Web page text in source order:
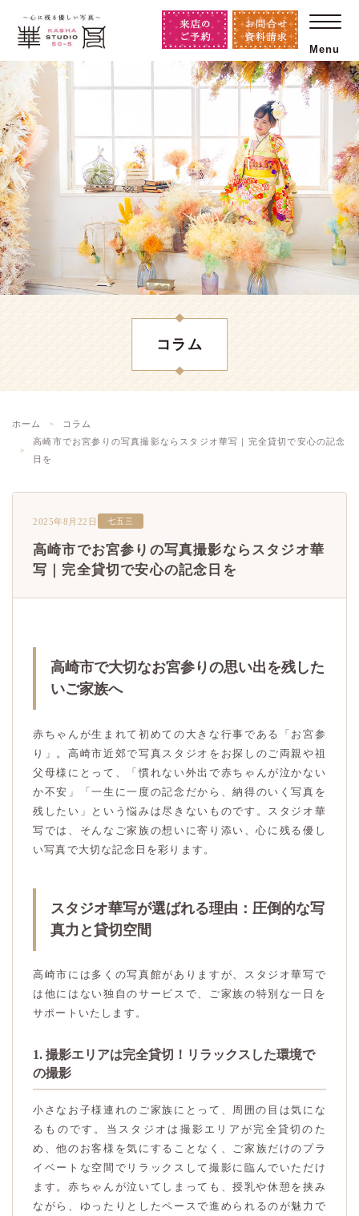
Menu
コラム
ホーム
コラム
高崎市でお宮参りの写真撮影ならスタジオ華写｜完全貸切で安心の記念
日を
2025年8月22日 七五三
高崎市でお宮参りの写真撮影ならスタジオ華
写｜完全貸切で安心の記念日を
高崎市で大切なお宮参りの思い出を残した
いご家族へ
赤ちゃんが生まれて初めての大きな行事である「お宮参
り」。高崎市近郊で写真スタジオをお探しのご両親や祖
父母様にとって、「慣れない外出で赤ちゃんが泣かない
か不安」「一生に一度の記念だから、納得のいく写真を
残したい」という悩みは尽きないものです。スタジオ華
写では、そんなご家族の想いに寄り添い、心に残る優し
い写真で大切な記念日を彩ります。
スタジオ華写が選ばれる理由：圧倒的な写
真力と貸切空間
高崎市には多くの写真館がありますが、スタジオ華写で
は他にはない独自のサービスで、ご家族の特別な一日を
サポートいたします。
1. 撮影エリアは完全貸切！リラックスした環境で
の撮影
小さなお子様連れのご家族にとって、周囲の目は気にな
るものです。当スタジオは撮影エリアが完全貸切のた
め、他のお客様を気にすることなく、ご家族だけのプラ
イベートな空間でリラックスして撮影に臨んでいただけ
ます。赤ちゃんが泣いてしまっても、授乳や休憩を挟み
ながら、ゆったりとしたペースで進められるのが魅力で